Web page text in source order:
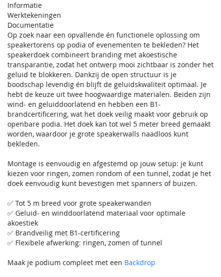
Informatie
Werktekeningen
Documentatie
Op zoek naar een opvallende én functionele oplossing om
speakertorens op podia of evenementen te bekleden? Het
speakerdoek combineert branding met akoestische
transparantie, zodat het ontwerp mooi zichtbaar is zonder het
geluid te blokkeren. Dankzij de open structuur is je
boodschap levendig én blijft de geluidskwaliteit optimaal. Je
hebt de keuze uit twee hoogwaardige materialen. Beiden zijn
wind- en geluiddoorlatend en hebben een B1-
brandcertificering, wat het doek veilig maakt voor gebruik op
openbare podia. Het doek kan tot wel 5 meter breed gemaakt
worden, waardoor je grote speakerwalls naadloos kunt
bekleden.
Montage is eenvoudig en afgestemd op jouw setup: je kunt
kiezen voor ringen, zomen rondom of een tunnel, zodat je het
doek eenvoudig kunt bevestigen met spanners of buizen.
✅ Tot 5 m breed voor grote speakerwanden
✅ Geluid- en winddoorlatend materiaal voor optimale
akoestiek
✅ Brandveilig met B1-certificering
✅ Flexibele afwerking: ringen, zomen of tunnel
Maak je podium compleet met een Backdrop